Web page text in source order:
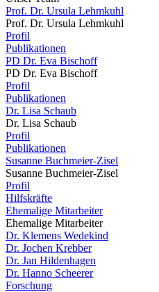
Prof. Dr. Ursula Lehmkuhl
Prof. Dr. Ursula Lehmkuhl
Profil
Publikationen
PD Dr. Eva Bischoff
PD Dr. Eva Bischoff
Profil
Publikationen
Dr. Lisa Schaub
Dr. Lisa Schaub
Profil
Publikationen
Susanne Buchmeier-Zisel
Susanne Buchmeier-Zisel
Profil
Hilfskräfte
Ehemalige Mitarbeiter
Ehemalige Mitarbeiter
Dr. Klemens Wedekind
Dr. Jochen Krebber
Dr. Jan Hildenhagen
Dr. Hanno Scheerer
Forschung